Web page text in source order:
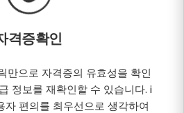
격증확인
만으로 자격증의 유효성을 확인
정보를 재확인할 수 있습니다. i
편의를 최우선으로 생각하여